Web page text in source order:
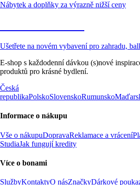
Nábytek a doplňky za výrazně nižší ceny
Ušetřete na novém vybavení pro zahradu,
E-shop s každodenní dávkou (s)nové
produktů pro krásné bydlení.
Česká
republikaPolskoSlovenskoRumunsko
Informace o nákupu
Vše o nákupuDopravaReklamace a vrácení
StudiaJak fungují kredity
Více o bonami
SlužbyKontaktyO násZnačkyDárkové